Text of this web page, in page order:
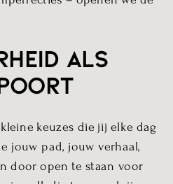
als
keuzes die jij elke dag
jouw pad, jouw verhaal,
door open te staan voor